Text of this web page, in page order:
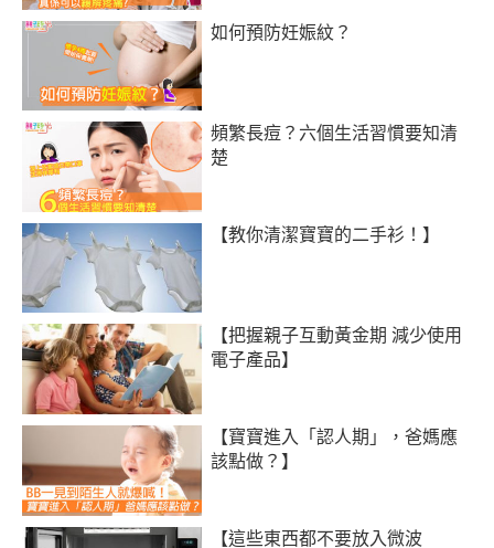
如何預防妊娠紋？
頻繁長痘？六個生活習慣要知清
楚
【教你清潔寶寶的二手衫！】
【把握親子互動黃金期 減少使用
電子產品】
【寶寶進入「認人期」，爸媽應
該點做？】
【這些東西都不要放入微波